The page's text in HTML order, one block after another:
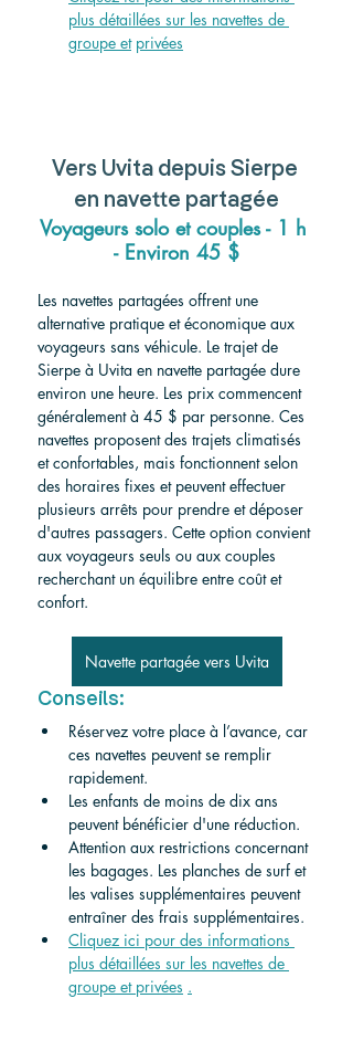
plus détaillées sur les navettes de
groupe et privées
Vers Uvita depuis Sierpe
en navette partagée
Voyageurs solo et couples - 1 h
- Environ 45 $
Les navettes partagées offrent une
alternative pratique et économique aux
voyageurs sans véhicule. Le trajet de
Sierpe à Uvita en navette partagée dure
environ une heure. Les prix commencent
généralement à 45 $ par personne. Ces
navettes proposent des trajets climatisés
et confortables, mais fonctionnent selon
des horaires fixes et peuvent effectuer
plusieurs arrêts pour prendre et déposer
d'autres passagers. Cette option convient
aux voyageurs seuls ou aux couples
recherchant un équilibre entre coût et
confort.
Navette partagée vers Uvita
Conseils:
Réservez votre place à l’avance, car
ces navettes peuvent se remplir
rapidement.
Les enfants de moins de dix ans
peuvent bénéficier d'une réduction.
Attention aux restrictions concernant
les bagages. Les planches de surf et
les valises supplémentaires peuvent
entraîner des frais supplémentaires.
Cliquez ici pour des informations
plus détaillées sur les navettes de
groupe et privées .